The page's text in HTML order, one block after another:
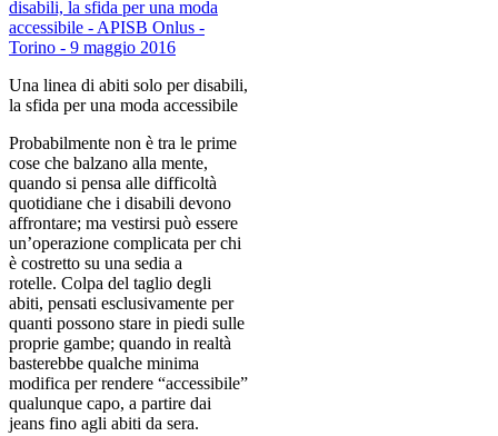
Una linea di abiti solo per disabili,
la sfida per una moda accessibile
Probabilmente non è tra le prime
cose che balzano alla mente,
quando si pensa alle difficoltà
quotidiane che i disabili devono
affrontare; ma vestirsi può essere
un’operazione complicata per chi
è costretto su una sedia a
rotelle. Colpa del taglio degli
abiti, pensati esclusivamente per
quanti possono stare in piedi sulle
proprie gambe; quando in realtà
basterebbe qualche minima
modifica per rendere “accessibile”
qualunque capo, a partire dai
jeans fino agli abiti da sera.